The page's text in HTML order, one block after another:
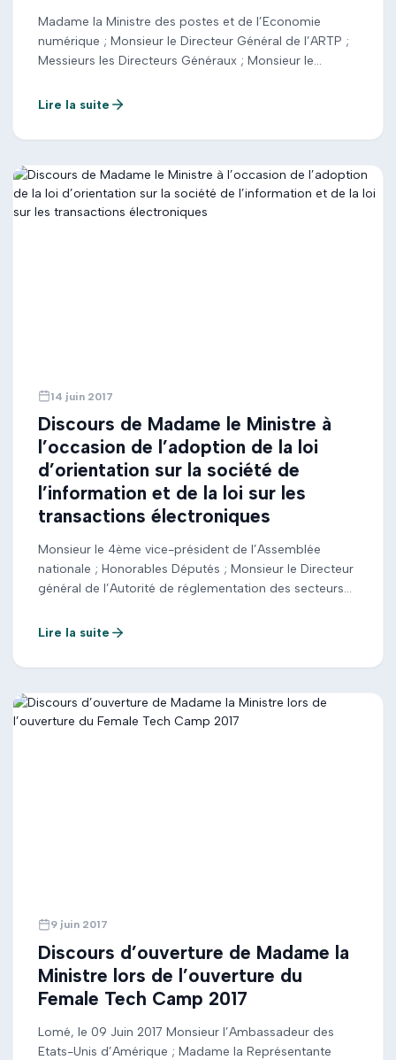
Madame la Ministre des postes et de l’Economie
numérique ; Monsieur le Directeur Général de l’ARTP ;
Messieurs les Directeurs Généraux ; Monsieur le
les Directeurs Centraux et Directeurs des services
Messieurs, C’est un réel plaisir […]
Lire la suite
14 juin 2017
Discours de Madame le Ministre à
l’occasion de l’adoption de la loi
d’orientation sur la société de
l’information et de la loi sur les
transactions électroniques
Monsieur le 4ème vice-président de l’Assemblée
nationale ; Honorables Députés ; Monsieur le Directeur
général de l’Autorité de réglementation des secteurs
Messieurs, C’est un honneur et un plaisir pour moi,
la loi d’orientation […]
Lire la suite
9 juin 2017
Discours d’ouverture de Madame la
Ministre lors de l’ouverture du
Female Tech Camp 2017
Lomé, le 09 Juin 2017 Monsieur l’Ambassadeur des
Etats-Unis d’Amérique ; Madame la Représentante